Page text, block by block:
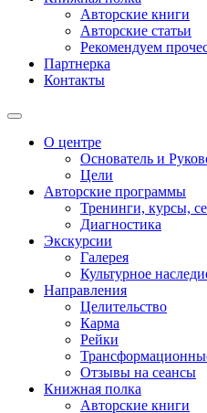
Авторские книги
Авторские статьи
Рекомендуем
Партнерка
Контакты
О центре
Основатель и
Цели
Авторские программы
Тренинги, курсы,
Диагностика
Экскурсии
Галерея
Культурное
Направления
Целительство
Карма
Рейки
Отзывы на сеансы
Книжная полка
Авторские книги